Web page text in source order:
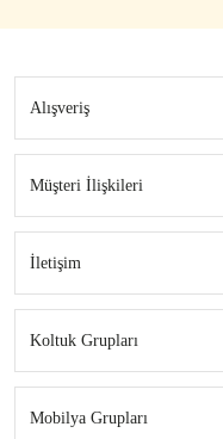
Alışveriş
Müşteri İlişkileri
İletişim
Koltuk Grupları
Mobilya Grupları